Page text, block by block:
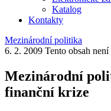
Katalog
Kontakty
Mezinárodní politika
6. 2. 2009 Tento obsah
Mezinárodní
finanční krize